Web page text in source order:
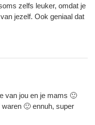
zelfs leuker, omdat je
jezelf. Ook geniaal dat
van jou en je mams 🙂
🙂 ennuh, super